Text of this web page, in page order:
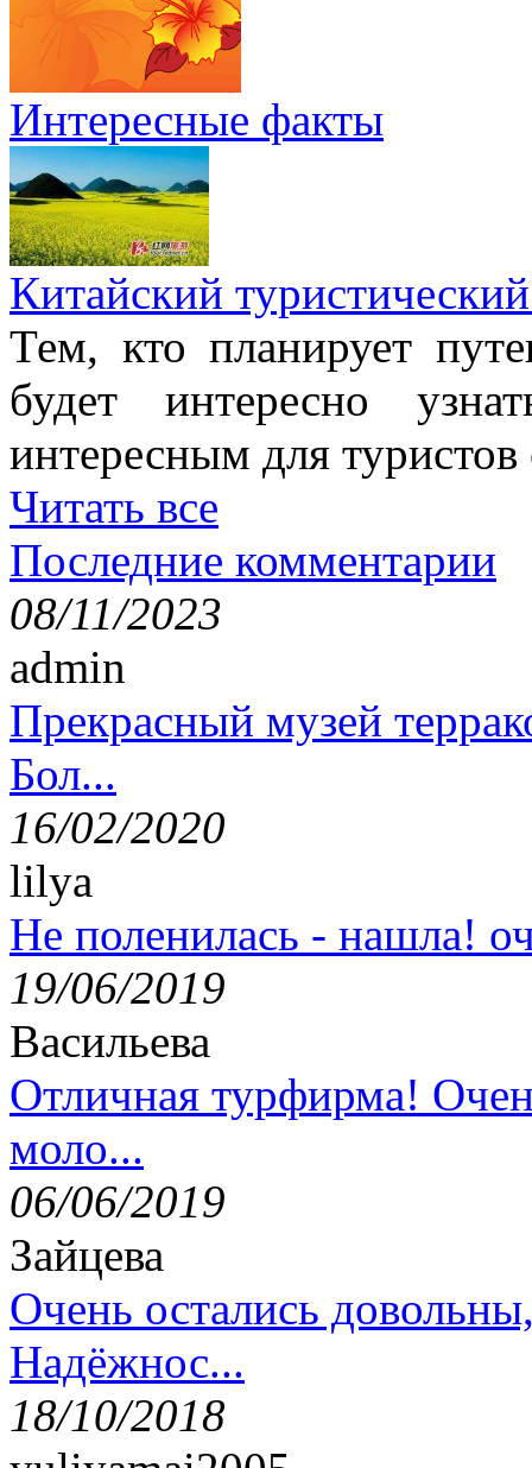
Интересные факты
Китайский
Тем, кто планирует
будет интересно
интересным для
Читать все
Последние комментарии
08/11/2023
admin
Прекрасный музей
Бол...
16/02/2020
lilya
Не поленилась - нашла!
19/06/2019
Васильева
Отличная турфирма!
моло...
06/06/2019
Зайцева
Очень остались
Надёжнос...
18/10/2018